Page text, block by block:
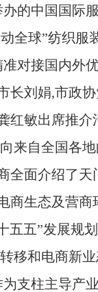
的中国国际
全球”纺织服
对接国内外
长刘娟,市政
红敏出席推介
来自全国各
全面介绍了天
商生态及营商
五五”发展规
移和电商新
支柱主导产